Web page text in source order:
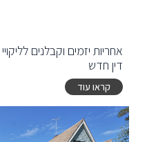
אחריות יזמים וקבלנים
דין חדש
קראו עוד